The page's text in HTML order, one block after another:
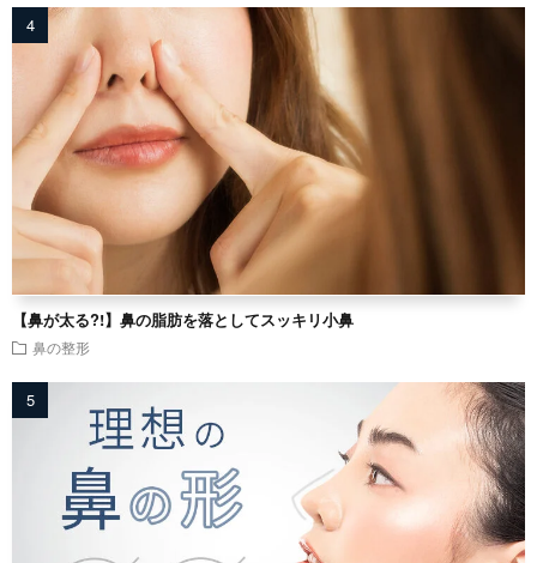
【鼻が太る?!】鼻の脂肪を落としてスッキリ小鼻
鼻の整形